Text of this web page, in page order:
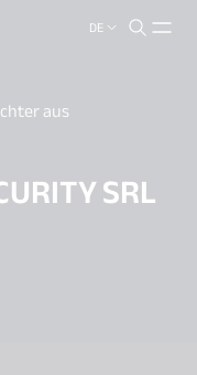
DE
aus
SRL